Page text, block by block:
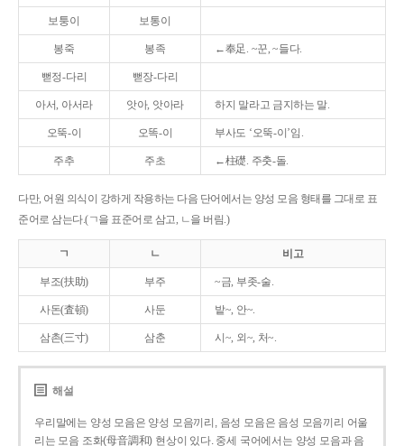
보퉁이 보통이
봉죽 봉족 ←奉足. ~꾼, ~들다.
뻗정-다리 뻗장-다리
아서, 아서라 앗아, 앗아라 하지 말라고 금지하는 말.
오뚝-이 오똑-이 부사도 ‘오뚝-이’임.
주추 주초 ←柱礎. 주춧-돌.
다만, 어원 의식이 강하게 작용하는 다음 단어에서는 양성 모음 형태를 그대로 표
준어로 삼는다.(ㄱ을 표준어로 삼고, ㄴ을 버림.)
ㄱ ㄴ 비고
부조(扶助) 부주 ~금, 부좃-술.
사돈(査頓) 사둔 밭~, 안~.
삼촌(三寸) 삼춘 시~, 외~, 처~.
해설
우리말에는 양성 모음은 양성 모음끼리, 음성 모음은 음성 모음끼리 어울
리는 모음 조화(母音調和) 현상이 있다. 중세 국어에서는 양성 모음과 음